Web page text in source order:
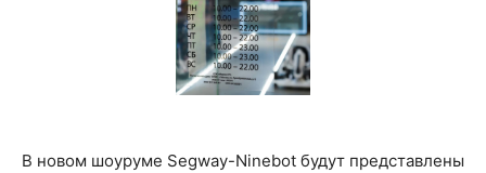
В новом шоуруме Segway-Ninebot будут представлены